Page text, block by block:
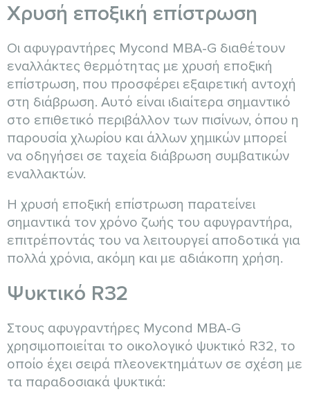
Χρυσή εποξική επίστρωση
Οι αφυγραντήρες Mycond MBA-G διαθέτουν
εναλλάκτες θερμότητας με χρυσή εποξική
επίστρωση, που προσφέρει εξαιρετική αντοχή
στη διάβρωση. Αυτό είναι ιδιαίτερα σημαντικό
στο επιθετικό περιβάλλον των πισίνων, όπου η
παρουσία χλωρίου και άλλων χημικών μπορεί
να οδηγήσει σε ταχεία διάβρωση συμβατικών
εναλλακτών.
Η χρυσή εποξική επίστρωση παρατείνει
σημαντικά τον χρόνο ζωής του αφυγραντήρα,
επιτρέποντάς του να λειτουργεί αποδοτικά για
πολλά χρόνια, ακόμη και με αδιάκοπη χρήση.
Ψυκτικό R32
Στους αφυγραντήρες Mycond MBA-G
χρησιμοποιείται το οικολογικό ψυκτικό R32, το
οποίο έχει σειρά πλεονεκτημάτων σε σχέση με
τα παραδοσιακά ψυκτικά: